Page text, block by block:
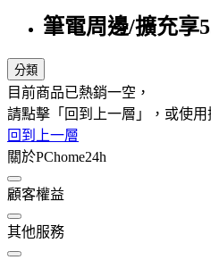
筆電周邊/擴充享
分類
目前商品已熱銷一空，
請點擊「回到上一層」，或使
回到上一層
關於PChome24h
顧客權益
其他服務